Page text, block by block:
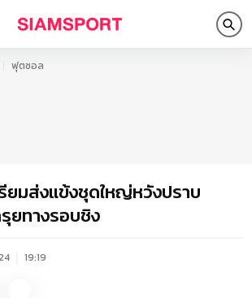
ฟุตซอล
ยมส่งแข้งชุดใหญ่หวังปราบ
ยทางรอบชิง
19:19